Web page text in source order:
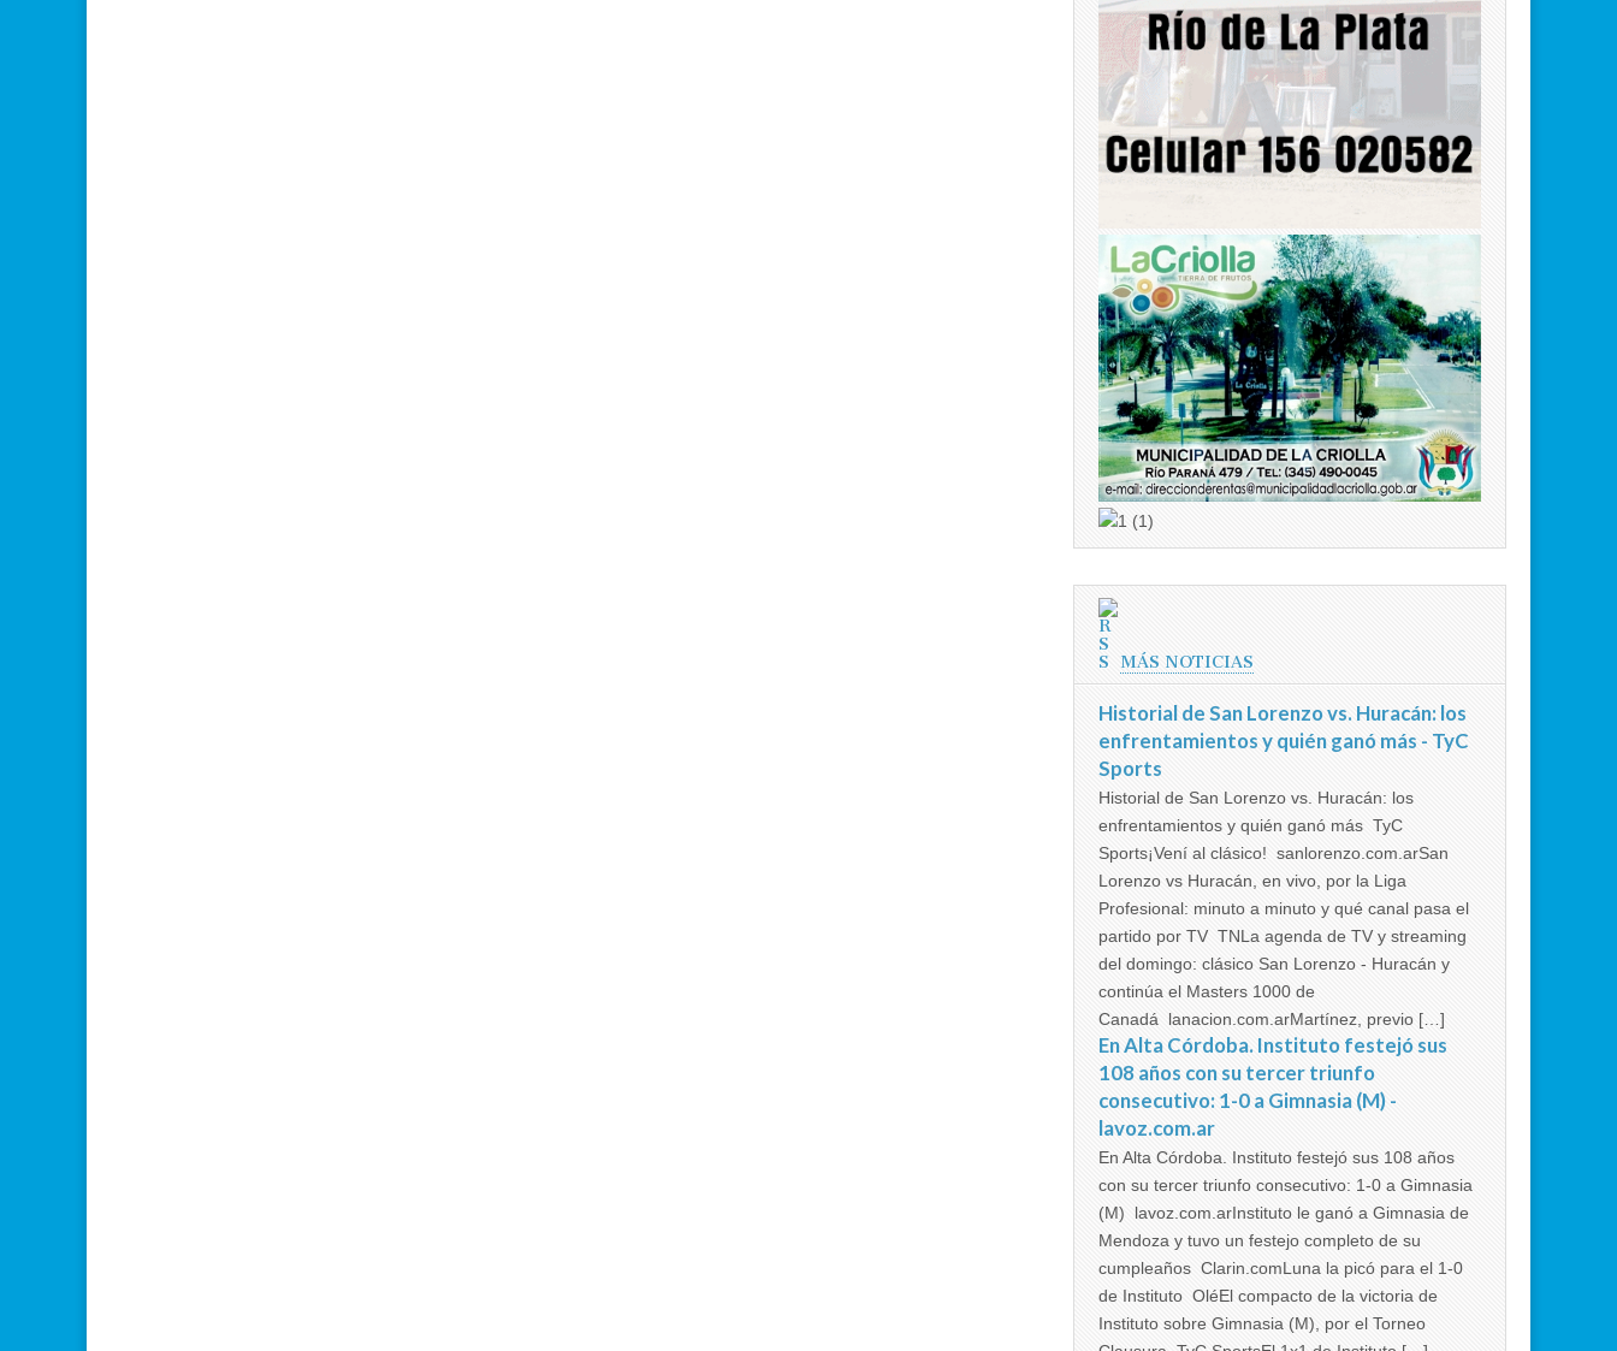
MÁS NOTICIAS
Historial de San Lorenzo vs. Huracán: los
enfrentamientos y quién ganó más - TyC
Sports
Historial de San Lorenzo vs. Huracán: los
enfrentamientos y quién ganó más TyC
Sports¡Vení al clásico! sanlorenzo.com.arSan
Lorenzo vs Huracán, en vivo, por la Liga
Profesional: minuto a minuto y qué canal pasa el
partido por TV TNLa agenda de TV y streaming
del domingo: clásico San Lorenzo - Huracán y
continúa el Masters 1000 de
Canadá lanacion.com.arMartínez, previo […]
En Alta Córdoba. Instituto festejó sus
108 años con su tercer triunfo
consecutivo: 1-0 a Gimnasia (M) -
lavoz.com.ar
En Alta Córdoba. Instituto festejó sus 108 años
con su tercer triunfo consecutivo: 1-0 a Gimnasia
(M) lavoz.com.arInstituto le ganó a Gimnasia de
Mendoza y tuvo un festejo completo de su
cumpleaños Clarin.comLuna la picó para el 1-0
de Instituto OléEl compacto de la victoria de
Instituto sobre Gimnasia (M), por el Torneo